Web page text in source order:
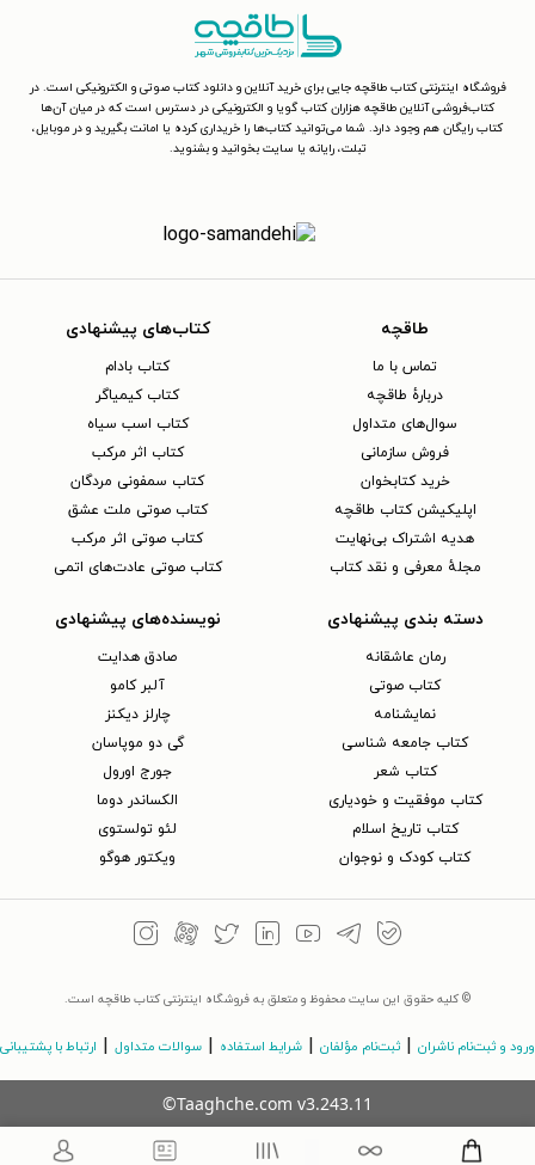
فروشگاه اینترنتی کتاب طاقچه جایی برای خرید آنلاین و دانلود کتاب صوتی و الکترونیکی است. در
کتاب‌فروشی آنلاین طاقچه هزاران کتاب گویا و الکترونیکی در دسترس است که در میان آن‌ها
کتاب رایگان هم وجود دارد. شما می‌توانید کتاب‌ها را خریداری کرده یا امانت بگیرید و در موبایل،
تبلت، رایانه یا سایت بخوانید و بشنوید.
طاقچه
تماس با ما
دربارهٔ طاقچه
سوال‌های متداول
فروش سازمانی
خرید کتابخوان
اپلیکیشن کتاب طاقچه
هدیه اشتراک بی‌نهایت
مجلهٔ معرفی و نقد کتاب
کتاب‌های پیشنهادی
کتاب بادام
کتاب کیمیاگر
کتاب اسب سیاه
کتاب اثر مرکب
کتاب سمفونی مردگان
کتاب صوتی ملت عشق
کتاب صوتی اثر مرکب
کتاب صوتی عادت‌های اتمی
دسته بندی پیشنهادی
رمان عاشقانه
کتاب‌ صوتی
نمایشنامه
کتاب جامعه شناسی
کتاب شعر
کتاب موفقیت و خودیاری
کتاب تاریخ اسلام
کتاب کودک و نوجوان
نویسنده‌های پیشنهادی
صادق هدایت
آلبر کامو
چارلز دیکنز
گی دو موپاسان
جورج اورول
الکساندر دوما
لئو تولستوی
ویکتور هوگو
© کلیه حقوق این سایت محفوظ و متعلق به فروشگاه اینترنتی کتاب طاقچه است.
ورود و ثبت‌نام ناشران ثبت‌نام مؤلفان شرایط استفاده سوالات متداول ارتباط با پشتیبانی
©Taaghche.com v3.243.11